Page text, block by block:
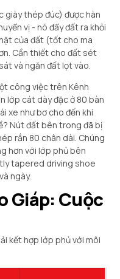
giày thép đúc) được hàn
vị - nó đẩy đất ra khỏi
của đất (tốt cho ma
Cần thiết cho đất sét
và ngăn đất lọt vào.
công việc trên Kênh
lớp cát dày đặc ở 80 bàn
xe như bơ cho đến khi
Nút đất bên trong đã bị
rắn 80 chân dài. Chúng
hơn với lớp phủ bên
tapered driving shoe
ngày.
Giáp: Cuộc
kết hợp lớp phủ với môi